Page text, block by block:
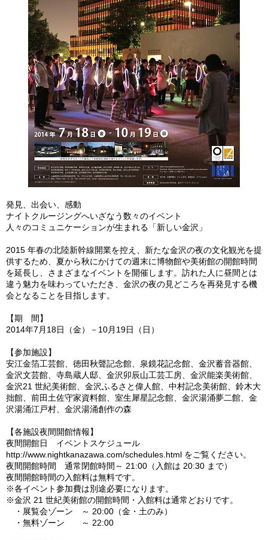
発見、出会い、感動
ナイトクルージングへいざなう数々のイベント
人々のコミュニケーションが生まれる「新しい金沢」
2015 年春の北陸新幹線開業を控え、新たな金沢の夜の文化観光を提
供するため、夏から秋にかけての週末に博物館や美術館の開館時間
を延長し、さまざまなイベントを開催します。訪れた人に昼間とは
違う魅力を味わっていただき、金沢の夜の見どころを再発見する機
会となることを目指します。
【期 間】
2014年7月18日（金）－10月19日（日）
【参加施設】
安江金箔工芸館、徳田秋聲記念館、泉鏡花記念館、金沢蓄音器館、
金沢文芸館、寺島蔵人邸、金沢卯辰山工芸工房、金沢能楽美術館、
金沢21 世紀美術館、金沢ふるさと偉人館、中村記念美術館、鈴木大
拙館、前田土佐守家資料館、室生犀星記念館、金沢湯涌夢二館、金
沢湯涌江戸村、金沢湯涌創作の森
【各施設夜間開館情報】
夜間開館日 イベントスケジュール
http://www.nightkanazawa.com/schedules.html をご覧ください。
夜間開館時間 通常閉館時間～ 21:00（入館は 20:30 まで）
夜間開館時間の入館料は無料です。
※各イベント参加費は別途必要になります。
※金沢 21 世紀美術館の開館時間・入館料は通常どおりです。
・展覧会ゾーン ～ 20:00（金・土のみ）
・無料ゾーン ～ 22:00